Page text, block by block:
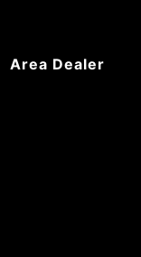
Area Dealer